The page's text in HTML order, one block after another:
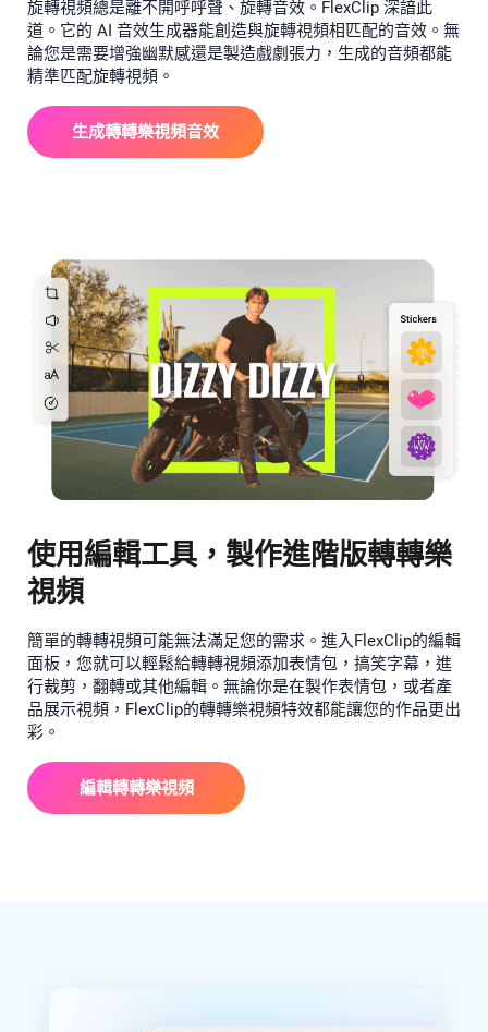
旋轉視頻總是離不開呼呼聲、旋轉音效。FlexClip 深諳此
道。它的 AI 音效生成器能創造與旋轉視頻相匹配的音效。無
論您是需要增強幽默感還是製造戲劇張力，生成的音頻都能
精準匹配旋轉視頻。
生成轉轉樂視頻音效
使用編輯工具，製作進階版轉轉樂
視頻
簡單的轉轉視頻可能無法滿足您的需求。進入FlexClip的編輯
面板，您就可以輕鬆給轉轉視頻添加表情包，搞笑字幕，進
行裁剪，翻轉或其他編輯。無論你是在製作表情包，或者產
品展示視頻，FlexClip的轉轉樂視頻特效都能讓您的作品更出
彩。
編輯轉轉樂視頻